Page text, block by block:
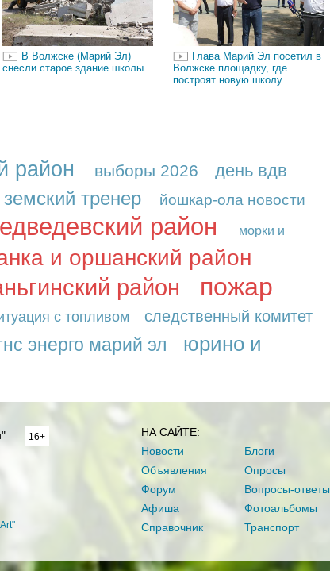
В Волжске (Марий Эл)
снесли старое здание школы
Глава Марий Эл посетил в
Волжске площадку, где
построят новую школу
район выборы 2026 день вдв
земский тренер йошкар-ола новости
район морки и
и оршанский район
район пожар
с топливом следственный комитет
энерго марий эл
юрино и
16+
НА САЙТЕ:
Новости
Объявления
Форум
Афиша
Справочник
Блоги
Опросы
Вопросы-ответы
Фотоальбомы
Транспорт